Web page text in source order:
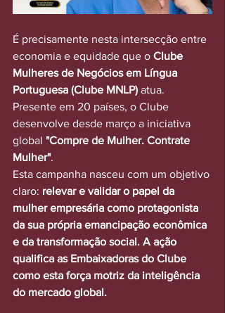
É precisamente nesta intersecção entre
economia e equidade que o Clube
Mulheres de Negócios em Língua
Portuguesa (Clube MNLP) atua.
Presente em 20 países, o Clube
desenvolve desde março a iniciativa
global "Compre de Mulher. Contrate
Mulher".
Esta campanha nasceu com um objetivo
claro: relevar e validar o papel da
mulher empresária como protagonista
da sua própria emancipação econômica
e da transformação social. A ação
qualifica as Embaixadoras do Clube
como esta força motriz da inteligência
do mercado global.